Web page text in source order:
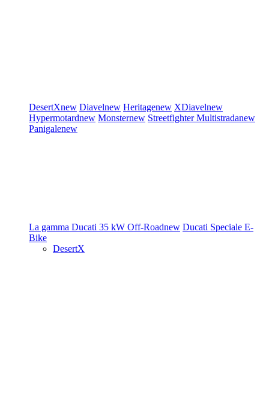
DesertXnew Diavelnew Heritagenew XDiavelnew
Hypermotardnew Monsternew StreetfighterMultistradanew
Panigalenew
La gamma Ducati 35 kW Off-Roadnew Ducati Speciale E-
Bike
DesertX